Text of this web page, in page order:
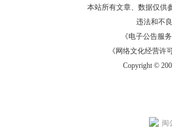
本站所有文章、数据仅供
违法和不
《电子公告服务
《网络文化经营许
Copyright ©
闽